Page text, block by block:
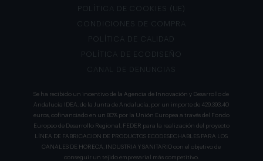
POLÍTICA DE COOKIES (UE)
CONDICIONES DE COMPRA
POLÍTICA DE CALIDAD
POLÍTICA DE ECODISEÑO
CANAL DE DENUNCIAS
Se ha recibido un incentivo de la Agencia de Innovación y Desarrollo de
Andalucía IDEA, de la Junta de Andalucía, por un importe de 429.393,40
euros, cofinanciado en un 80% por la Unión Europea a través del Fondo
Europeo de Desarrollo Regional, FEDER para la realización del proyecto
LÍNEA DE FABRICACION DE PRODUCTOS ECODESECHABLES PARA LOS
CANALES DE HORECA, INDUSTRIA Y SANITARIO con el objetivo de
conseguir un tejido empresarial más competitivo.